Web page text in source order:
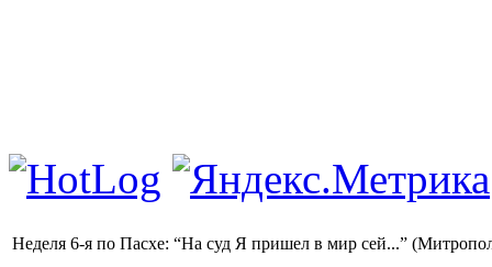
Неделя 6-я по Пасхе: “На суд Я пришел в мир сей...”